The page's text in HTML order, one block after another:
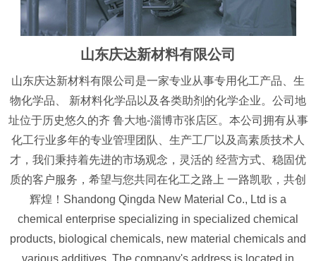
山东庆达新材料有限公司
山东庆达新材料有限公司是一家专业从事专用化工产品、生
物化学品、 新材料化学品以及各类助剂的化学企业。公司地
址位于历史悠久的齐 鲁大地-淄博市张店区。本公司拥有从事
化工行业多年的专业管理团队、生产工厂以及高素质技术人
才，我们秉持着先进的市场观念，灵活的 经营方式、稳固优
质的客户服务，希望与您共同在化工之路上 一路凯歌，共创
辉煌！Shandong Qingda New Material Co., Ltd is a
chemical enterprise specializing in specialized chemical
products, biological chemicals, new material chemicals and